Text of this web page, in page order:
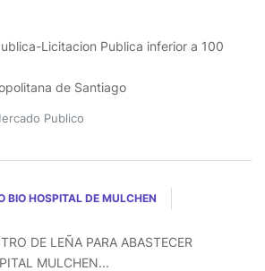
Licitacion Publica inferior a 100
de Santiago
Publico
BIO HOSPITAL DE MULCHEN
DE LEÑA PARA ABASTECER
MULCHEN...